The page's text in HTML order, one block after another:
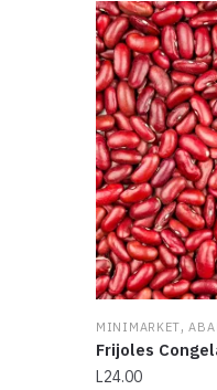
MINIMARKET,
Frijoles
L24.00